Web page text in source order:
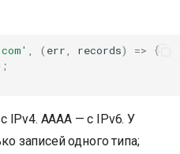
( err records) =>
{
IPv4. AAAA — с IPv6. У
записей одного типа;